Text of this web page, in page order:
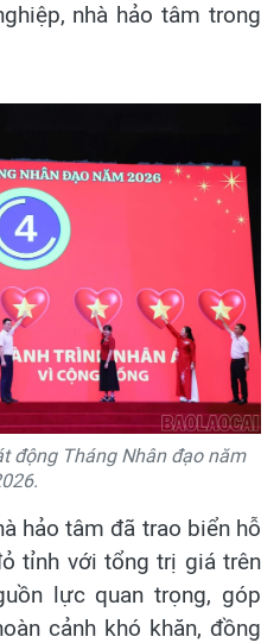
nhà hảo tâm trong
động Tháng Nhân đạo năm
hảo tâm đã trao biển hỗ
tỉnh với tổng trị giá trên
lực quan trọng, góp
cảnh khó khăn, đồng